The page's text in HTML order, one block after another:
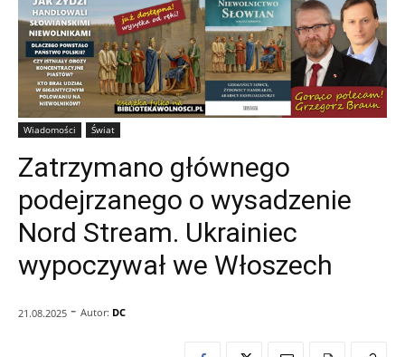
Wiadomości Świat
Zatrzymano głównego
podejrzanego o wysadzenie
Nord Stream. Ukrainiec
wypoczywał we Włoszech
21.08.2025 - Autor: DC